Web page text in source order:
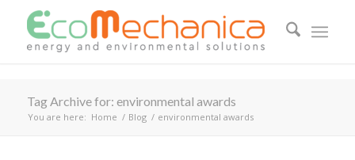
Tag Archive for: environmental awards
You are here: Home / Blog / environmental awards